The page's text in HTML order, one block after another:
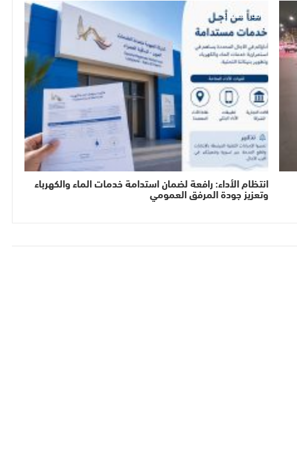
أخبار الصحراء
انتظام الأداء: رافعة لضمان استدامة خدمات الماء والكهرباء
وتعزيز جودة المرفق العمومي